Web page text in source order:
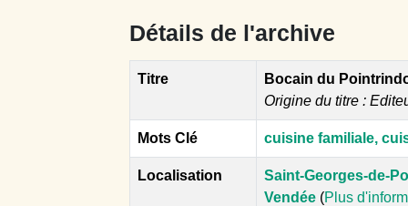
Détails de l'archive
Titre
Bocain du
Origine du titre :
Mots Clé cuisine familiale,
Localisation
Saint-Georges-de-
Vendée (Plus